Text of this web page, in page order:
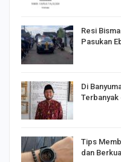
Resi
Pasukan
Di
Tips
dan